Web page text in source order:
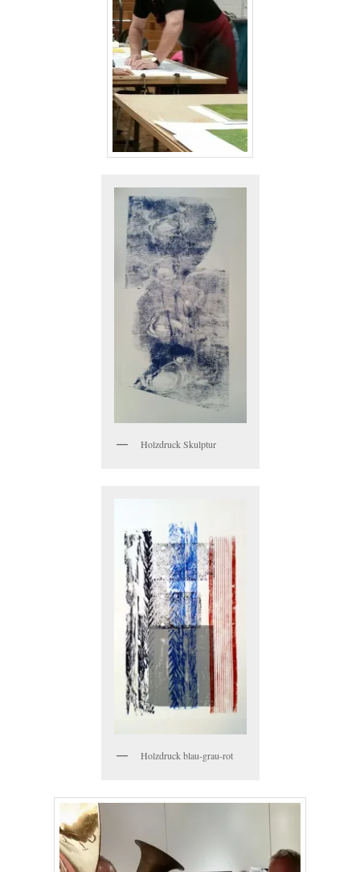
Holzdruck Skulptur
Holzdruck blau-grau-rot